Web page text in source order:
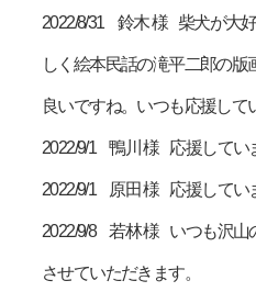
2022/8/31 鈴木 様 柴犬が大
しく絵本民話の滝平二郎の
良いですね。いつも応援して
2022/9/1 鴨川 様 応援してい
2022/9/1 原田 様 応援してい
2022/9/8 若林 様 いつも沢山
させていただきます。